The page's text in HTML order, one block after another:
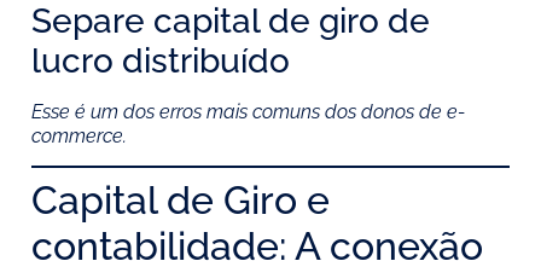
Separe capital de giro de
lucro distribuído
Esse é um dos erros mais comuns dos donos de e-
commerce.
Capital de Giro e
contabilidade: A conexão